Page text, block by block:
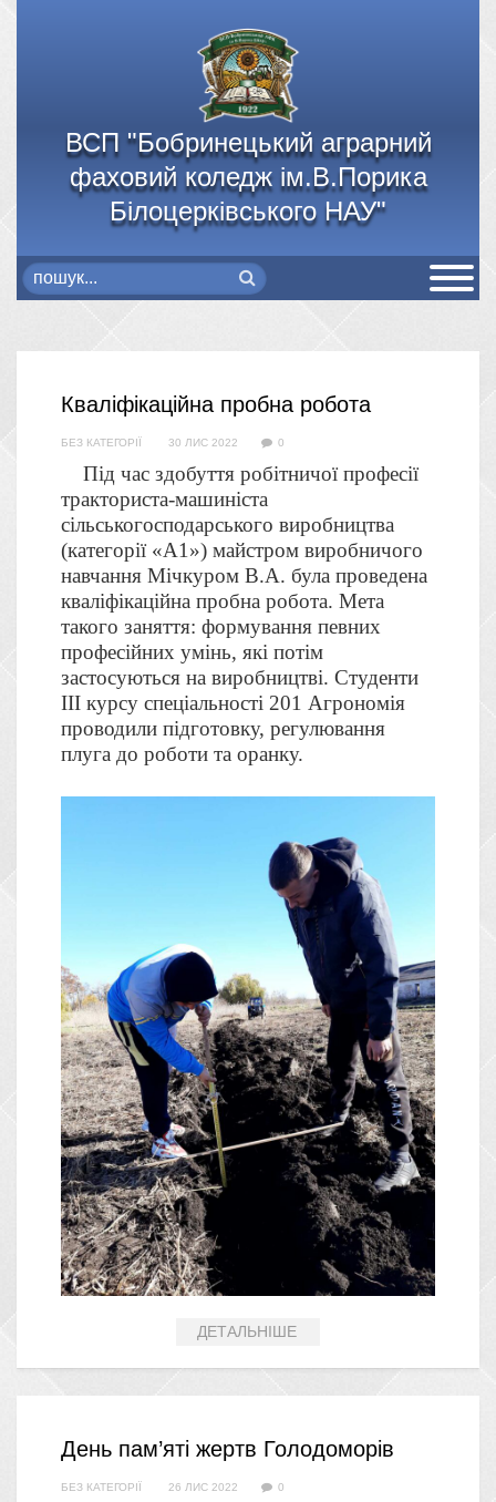
ВСП "Бобринецький аграрний
фаховий коледж ім.В.Порика
Білоцерківського НАУ"
Кваліфікаційна пробна робота
БЕЗ КАТЕГОРІЇ 30 ЛИС 2022 0
Під час здобуття робітничої професії
тракториста-машиніста
сільськогосподарського виробництва
(категорії «А1») майстром виробничого
навчання Мічкуром В.А. була проведена
кваліфікаційна пробна робота. Мета
такого заняття: формування певних
професійних умінь, які потім
застосуються на виробництві. Студенти
ІІІ курсу спеціальності 201 Агрономія
проводили підготовку, регулювання
плуга до роботи та оранку.
ДЕТАЛЬНІШЕ
День пам’яті жертв Голодоморів
БЕЗ КАТЕГОРІЇ 26 ЛИС 2022 0